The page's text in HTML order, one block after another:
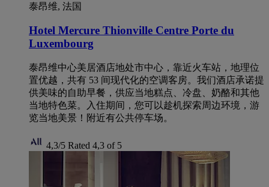
泰昂维, 法国
Hotel Mercure Thionville Centre Porte du
Luxembourg
泰昂维中心美居酒店地处市中心，靠近火车站，地理位
置优越，共有 53 间现代化的空调客房。我们酒店承诺提
供美味的自助早餐，供应当地糕点、冷盘、奶酪和其他
当地特色菜。入住期间，您可以趁机探索周边环境，游
览当地美景！附近有公共停车场。
4,3/5 Rated 4,3 of 5